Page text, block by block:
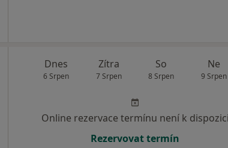
Dnes
6 Srpen
Zítra
7 Srpen
So
8 Srpen
Ne
9 Srpen
Online rezervace termínu není k dispozici
Rezervovat termín